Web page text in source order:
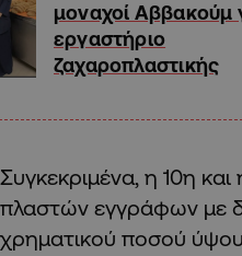
μοναχοί Αββακούμ
εργαστήριο
ζαχαροπλαστικής
Συγκεκριμένα, η 10η
πλαστών εγγράφων με
χρηματικού ποσού